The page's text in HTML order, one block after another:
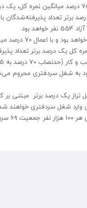
در این باره به تسنیم می‌گوید: "در صورت اعمال ٧5 درصد
با اعمال 65 درصد میانگین نمره کل، یک
ایثارگران 306 نفر خواهد بود و با اعمال ٧5 درصد میانگین
قانون تسهیل یعنی کسب 70 درصد میانگین نمره کل تراز یک
وارد شغل سردفتری خواهند
برابر قانون